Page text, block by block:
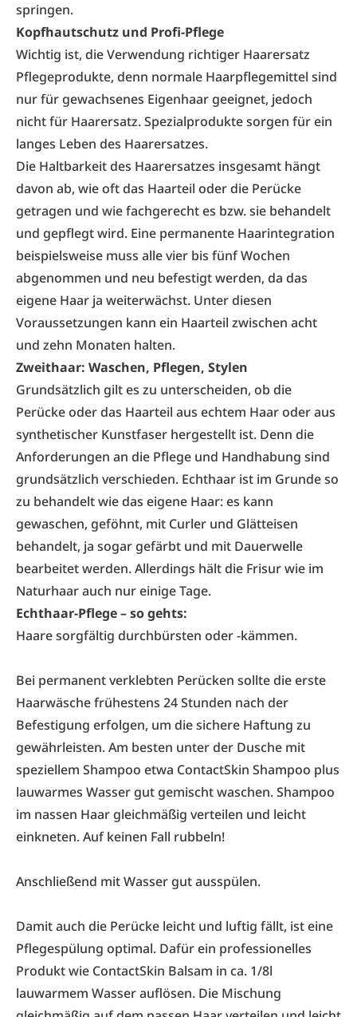
springen.
Kopfhautschutz und Profi-Pflege
Wichtig ist, die Verwendung richtiger Haarersatz
Pflegeprodukte, denn normale Haarpflegemittel sind
nur für gewachsenes Eigenhaar geeignet, jedoch
nicht für Haarersatz. Spezialprodukte sorgen für ein
langes Leben des Haarersatzes.
Die Haltbarkeit des Haarersatzes insgesamt hängt
davon ab, wie oft das Haarteil oder die Perücke
getragen und wie fachgerecht es bzw. sie behandelt
und gepflegt wird. Eine permanente Haarintegration
beispielsweise muss alle vier bis fünf Wochen
abgenommen und neu befestigt werden, da das
eigene Haar ja weiterwächst. Unter diesen
Voraussetzungen kann ein Haarteil zwischen acht
und zehn Monaten halten.
Zweithaar: Waschen, Pflegen, Stylen
Grundsätzlich gilt es zu unterscheiden, ob die
Perücke oder das Haarteil aus echtem Haar oder aus
synthetischer Kunstfaser hergestellt ist. Denn die
Anforderungen an die Pflege und Handhabung sind
grundsätzlich verschieden. Echthaar ist im Grunde so
zu behandelt wie das eigene Haar: es kann
gewaschen, geföhnt, mit Curler und Glätteisen
behandelt, ja sogar gefärbt und mit Dauerwelle
bearbeitet werden. Allerdings hält die Frisur wie im
Naturhaar auch nur einige Tage.
Echthaar-Pflege – so gehts:
Haare sorgfältig durchbürsten oder -kämmen.
Bei permanent verklebten Perücken sollte die erste
Haarwäsche frühestens 24 Stunden nach der
Befestigung erfolgen, um die sichere Haftung zu
gewährleisten. Am besten unter der Dusche mit
speziellem Shampoo etwa ContactSkin Shampoo plus
lauwarmes Wasser gut gemischt waschen. Shampoo
im nassen Haar gleichmäßig verteilen und leicht
einkneten. Auf keinen Fall rubbeln!
Anschließend mit Wasser gut ausspülen.
Damit auch die Perücke leicht und luftig fällt, ist eine
Pflegespülung optimal. Dafür ein professionelles
Produkt wie ContactSkin Balsam in ca. 1/8l
lauwarmem Wasser auflösen. Die Mischung